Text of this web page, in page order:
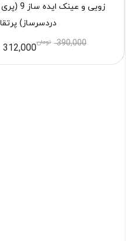
زویی و
دردسرساز)
390,000 تومان312,000